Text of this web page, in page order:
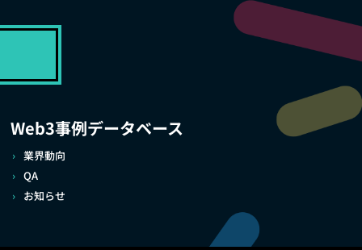
Web3事例データベース
業界動向
QA
お知らせ